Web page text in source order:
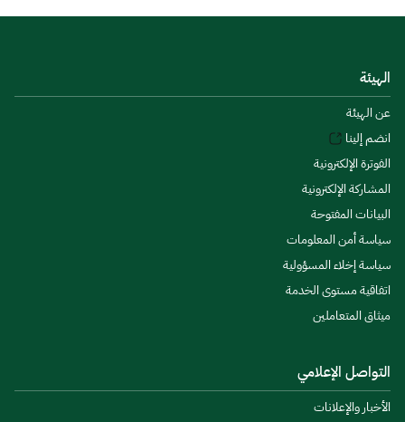
الهيئة
عن الهيئة
انضم إلينا
الفوترة الإلكترونية
المشاركة الإلكترونية
البيانات المفتوحة
سياسة أمن المعلومات
سياسة إخلاء المسؤولية
اتفاقية مستوى الخدمة
ميثاق المتعاملين
التواصل الإعلامي
الأخبار والإعلانات